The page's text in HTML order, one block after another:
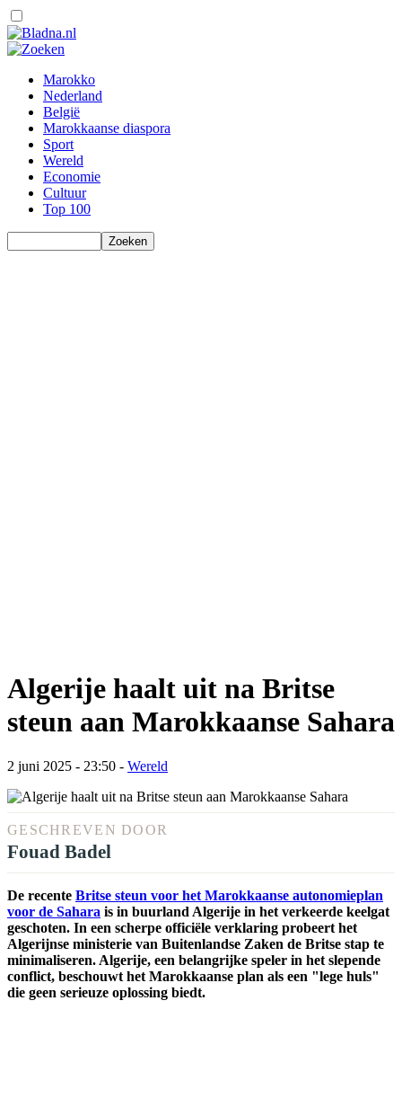
Marokko
Nederland
België
Marokkaanse diaspora
Sport
Wereld
Economie
Cultuur
Top 100
Algerije haalt uit na Britse
steun aan Marokkaanse Sahara
2 juni 2025 - 23:50 - Wereld
GESCHREVEN DOOR
Fouad Badel
De recente Britse steun voor het Marokkaanse autonomieplan
voor de Sahara is in buurland Algerije in het verkeerde keelgat
geschoten. In een scherpe officiële verklaring probeert het
Algerijnse ministerie van Buitenlandse Zaken de Britse stap te
minimaliseren. Algerije, een belangrijke speler in het slepende
conflict, beschouwt het Marokkaanse plan als een "lege huls"
die geen serieuze oplossing biedt.